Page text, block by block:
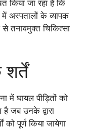
किया जा रहा है कि
अस्पतालों के व्यापक
तनावमुक्त चिकित्सा
में घायल पीड़ितों को
जब उनके द्वारा
को पूर्ण किया जायेगा